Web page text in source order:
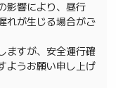
影響により、昼行
れが生じる場合がご
ますが、安全運行確
ようお願い申し上げ